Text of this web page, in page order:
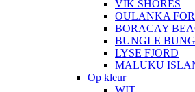
VIK SHORES
OULANKA
BORACAY
BUNGLE
LYSE FJORD
MALUKU
Op kleur
WIT